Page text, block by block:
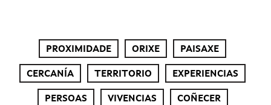
PROXIMIDADE ORIXE PAISAXE
CERCANÍA TERRITORIO EXPERIENCIAS
PERSOAS VIVENCIAS COÑECER